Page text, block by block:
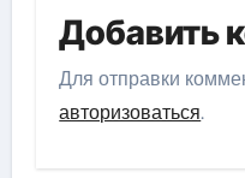
Добавить
Для отправки
авторизоваться.